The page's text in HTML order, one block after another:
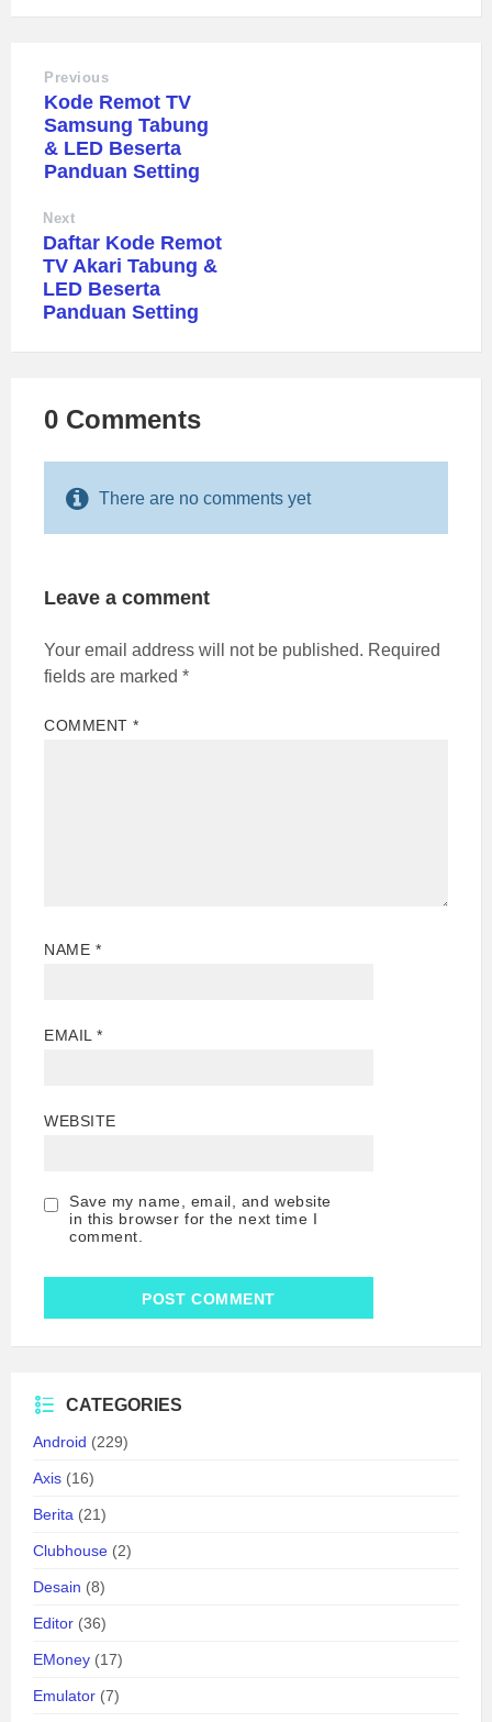
Previous
Kode Remot TV
Samsung Tabung
& LED Beserta
Panduan Setting
Next
Daftar Kode Remot
TV Akari Tabung &
LED Beserta
Panduan Setting
0 Comments
There are no comments yet
Leave a comment
Your email address will not be published. Required
fields are marked *
COMMENT*
NAME *
EMAIL*
WEBSITE
Save my name, email, and website
in this browser for the next time I
comment.
CATEGORIES
Android (229)
Axis (16)
Berita (21)
Clubhouse (2)
Desain (8)
Editor (36)
EMoney (17)
Emulator (7)